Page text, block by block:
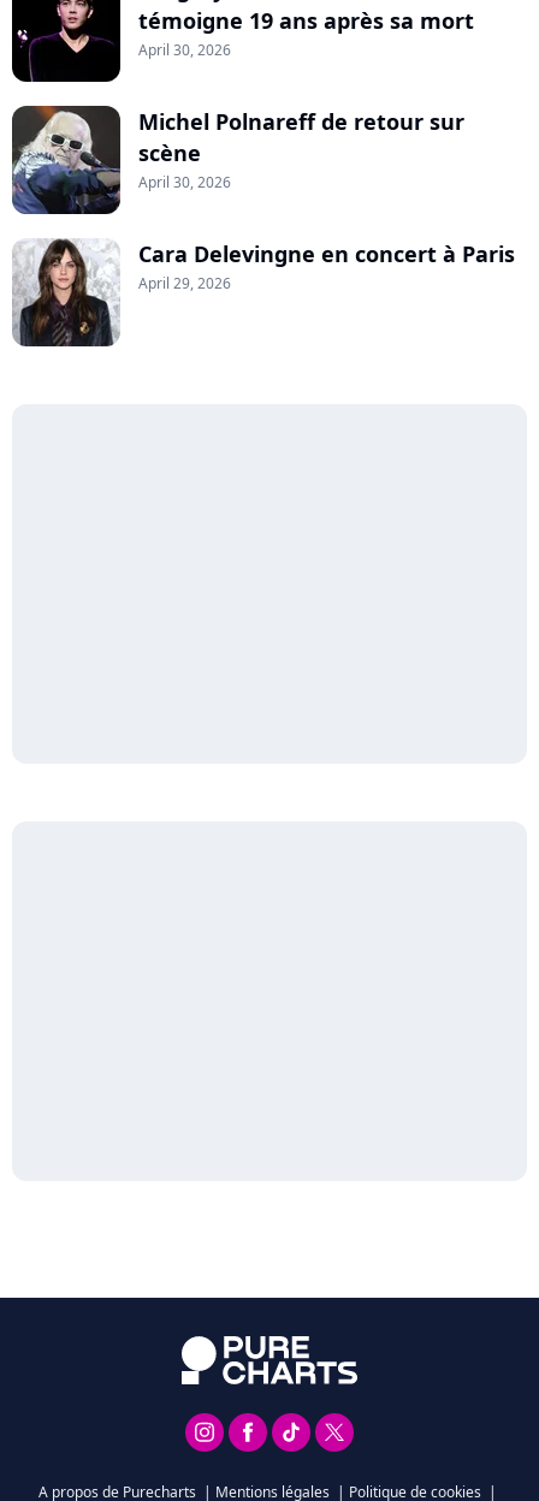
témoigne 19 ans après sa mort
April 30, 2026
Michel Polnareff de retour sur
scène
April 30, 2026
Cara Delevingne en concert à Paris
April 29, 2026
A propos de Purecharts | Mentions légales | Politique de cookies |